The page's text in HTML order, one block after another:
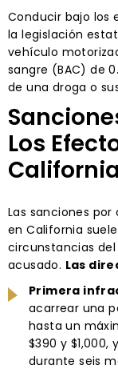
Conducir bajo los
la legislación
vehículo
sangre (BAC) de
de una droga o
Los
California
Las sanciones
en California
circunstancias
acusado. Las
Primera
acarrear una
hasta un
$390 y
durante seis